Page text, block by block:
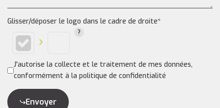
Glisser/déposer le logo dans le cadre de droite*
J'autorise la collecte et le traitement de mes données,
conformément à la politique de confidentialité
Envoyer